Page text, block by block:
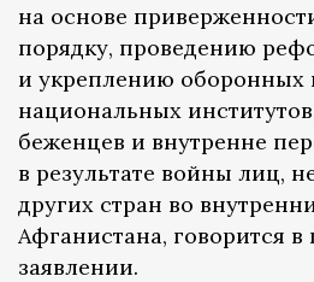
на основе
порядку, проведению
и укреплению оборонных
национальных
беженцев и внутренне
в результате войны лиц,
других стран во
Афганистана, говорится
заявлении.